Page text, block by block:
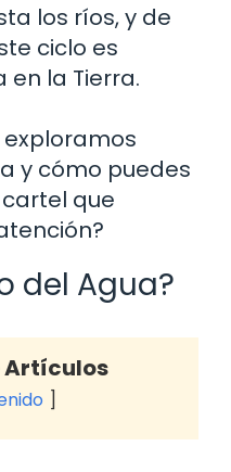
los ríos, y de
ciclo es
en la Tierra.
exploramos
y cómo puedes
que
del Agua?
Artículos